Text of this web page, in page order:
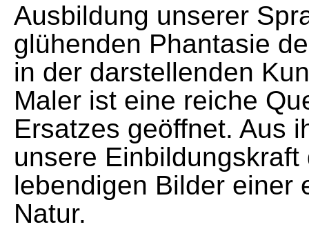
Ausbildung unserer
glühenden Phantasie
in der darstellenden
Maler ist eine reiche
Ersatzes geöffnet. Aus
unsere Einbildungskraft
lebendigen Bilder einer
Natur.